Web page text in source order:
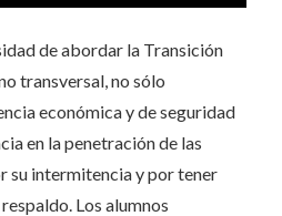
de abordar la Transición
transversal, no sólo
económica y de seguridad
en la penetración de las
su intermitencia y por tener
Los alumnos